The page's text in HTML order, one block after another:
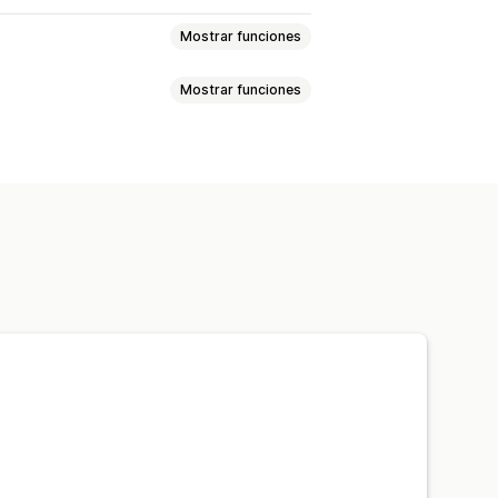
Mostrar funciones
Mostrar funciones